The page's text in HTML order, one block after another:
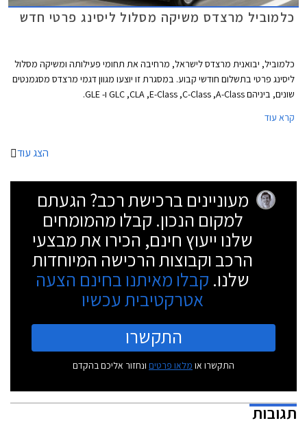
כלמוביל מרצדס משיקה מסלול ליסינג פרטי חדש
כלמוביל, יבואנית מרצדס לישראל, מרחיבה את תחומי פעילותה ומשיקה מסלול
ליסינג פרטי בתשלום חודשי קבוע. במסגרת זו יוצעו מגוון דגמי מרצדס מסגמנטים
שונים, ביניהם GLC ,CLA ,E-Class ,C-Class ,A-Class ו- GLE.
קרא עוד
הצג עוד
מעוניינים ברכישת רכב? הגעתם
למקום הנכון. קבלו מהמומחים
שלנו ייעוץ חינם, הכירו את מבצעי
הרכב וקבוצות הרכישה המיוחדות
שלנו. קבלו מאיתנו בחינם הצעה
אטרקטיבית עכשיו
התקשרו
התקשרו או מלאו פרטים ונחזור אליכם בהקדם
תגובות